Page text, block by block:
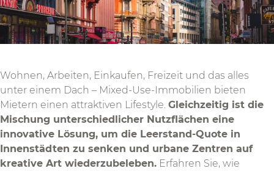
Wohnen, Arbeiten, Einkaufen, Freizeit und das alles
unter einem Dach – Mixed-Use-Immobilien bieten
Mietern einen attraktiven Lifestyle. Gleichzeitig ist die
Mischung unterschiedlicher Nutzflächen eine
innovative Lösung, um die Leerstand-Quote in
Innenstädten zu senken und urbane Zentren auf
kreative Art wiederzubeleben. Erfahren Sie, wie